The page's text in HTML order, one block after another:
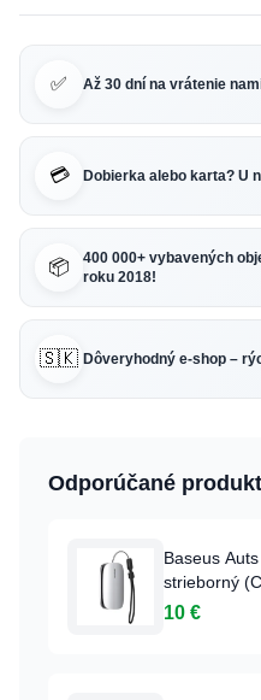
✅ Až 30 dní na vrátenie
💳 Dobierka alebo karta? U
📦
400 000+ vybavených
roku 2018!
🇸🇰 Dôveryhodný e-shop –
Odporúčané
Baseus
strieborný
10 €